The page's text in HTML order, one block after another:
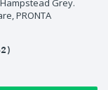
Grey.
PRONTA